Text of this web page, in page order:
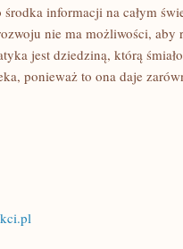
informacji na całym
nie ma możliwości, aby
jest dziedziną, którą
ponieważ to ona daje